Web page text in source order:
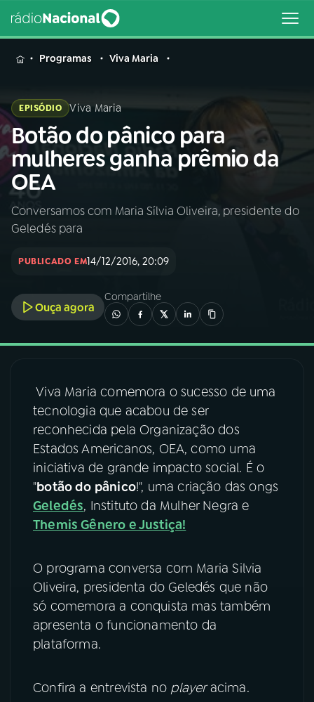
MENU
Buscar
na
Rádio
Nacional
Buscar
AO VIVO
INÍCIO
A RÁDIO
03PROGRAMAÇÃO
04PROGRAMAS
PODCASTS
06VIDEOCASTS
07ÚLTIMAS
08 FESTIVAL DE MÚSICA
ACOMPANHE A RÁDIO NACIONAL
Instagram X
Programas Viva Maria
EPISÓDIO Viva Maria
Botão do pânico para
mulheres ganha prêmio da
OEA
Conversamos com Maria Sílvia Oliveira, presidente do
Geledés para
PUBLICADO EM14/12/2016, 20:09
Ouça agora
Compartilhe
Viva Maria comemora o sucesso de uma
tecnologia que acabou de ser
reconhecida pela Organização dos
Estados Americanos, OEA, como uma
iniciativa de grande impacto social. É o
"botão do pânico!", uma criação das ongs
Geledés, Instituto da Mulher Negra e
Themis Gênero e Justiça!
O programa conversa com Maria Silvia
Oliveira, presidenta do Geledés que não
só comemora a conquista mas também
apresenta o funcionamento da
plataforma.
Confira a entrevista no playeracima.